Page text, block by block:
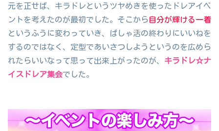
元を正せば、キラドレというツヤめきを使ったドレアイベ
ントを考えたのが最初でした。そこから自分が輝ける一着
というふうに変わっていき、ぱしゃ活の終わりにいいねを
するのではなく、定型であいさつしようというのを広めら
れたらいいなって思って出来上がったのが、 キラドレ☆ナ
イスドレア集会でした。